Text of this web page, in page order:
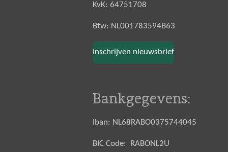
KvK: 64751708
Btw: NL001783594B63
Inschrijven nieuwsbrief
Bankgegevens:
Iban: NL68RABO0375744045
BIC Code: RABONL2U